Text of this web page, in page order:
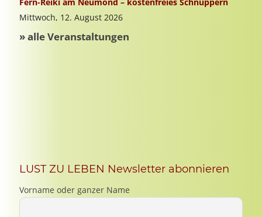
LUST ZU LEBEN Newsletter abonnieren
Vorname oder ganzer Name